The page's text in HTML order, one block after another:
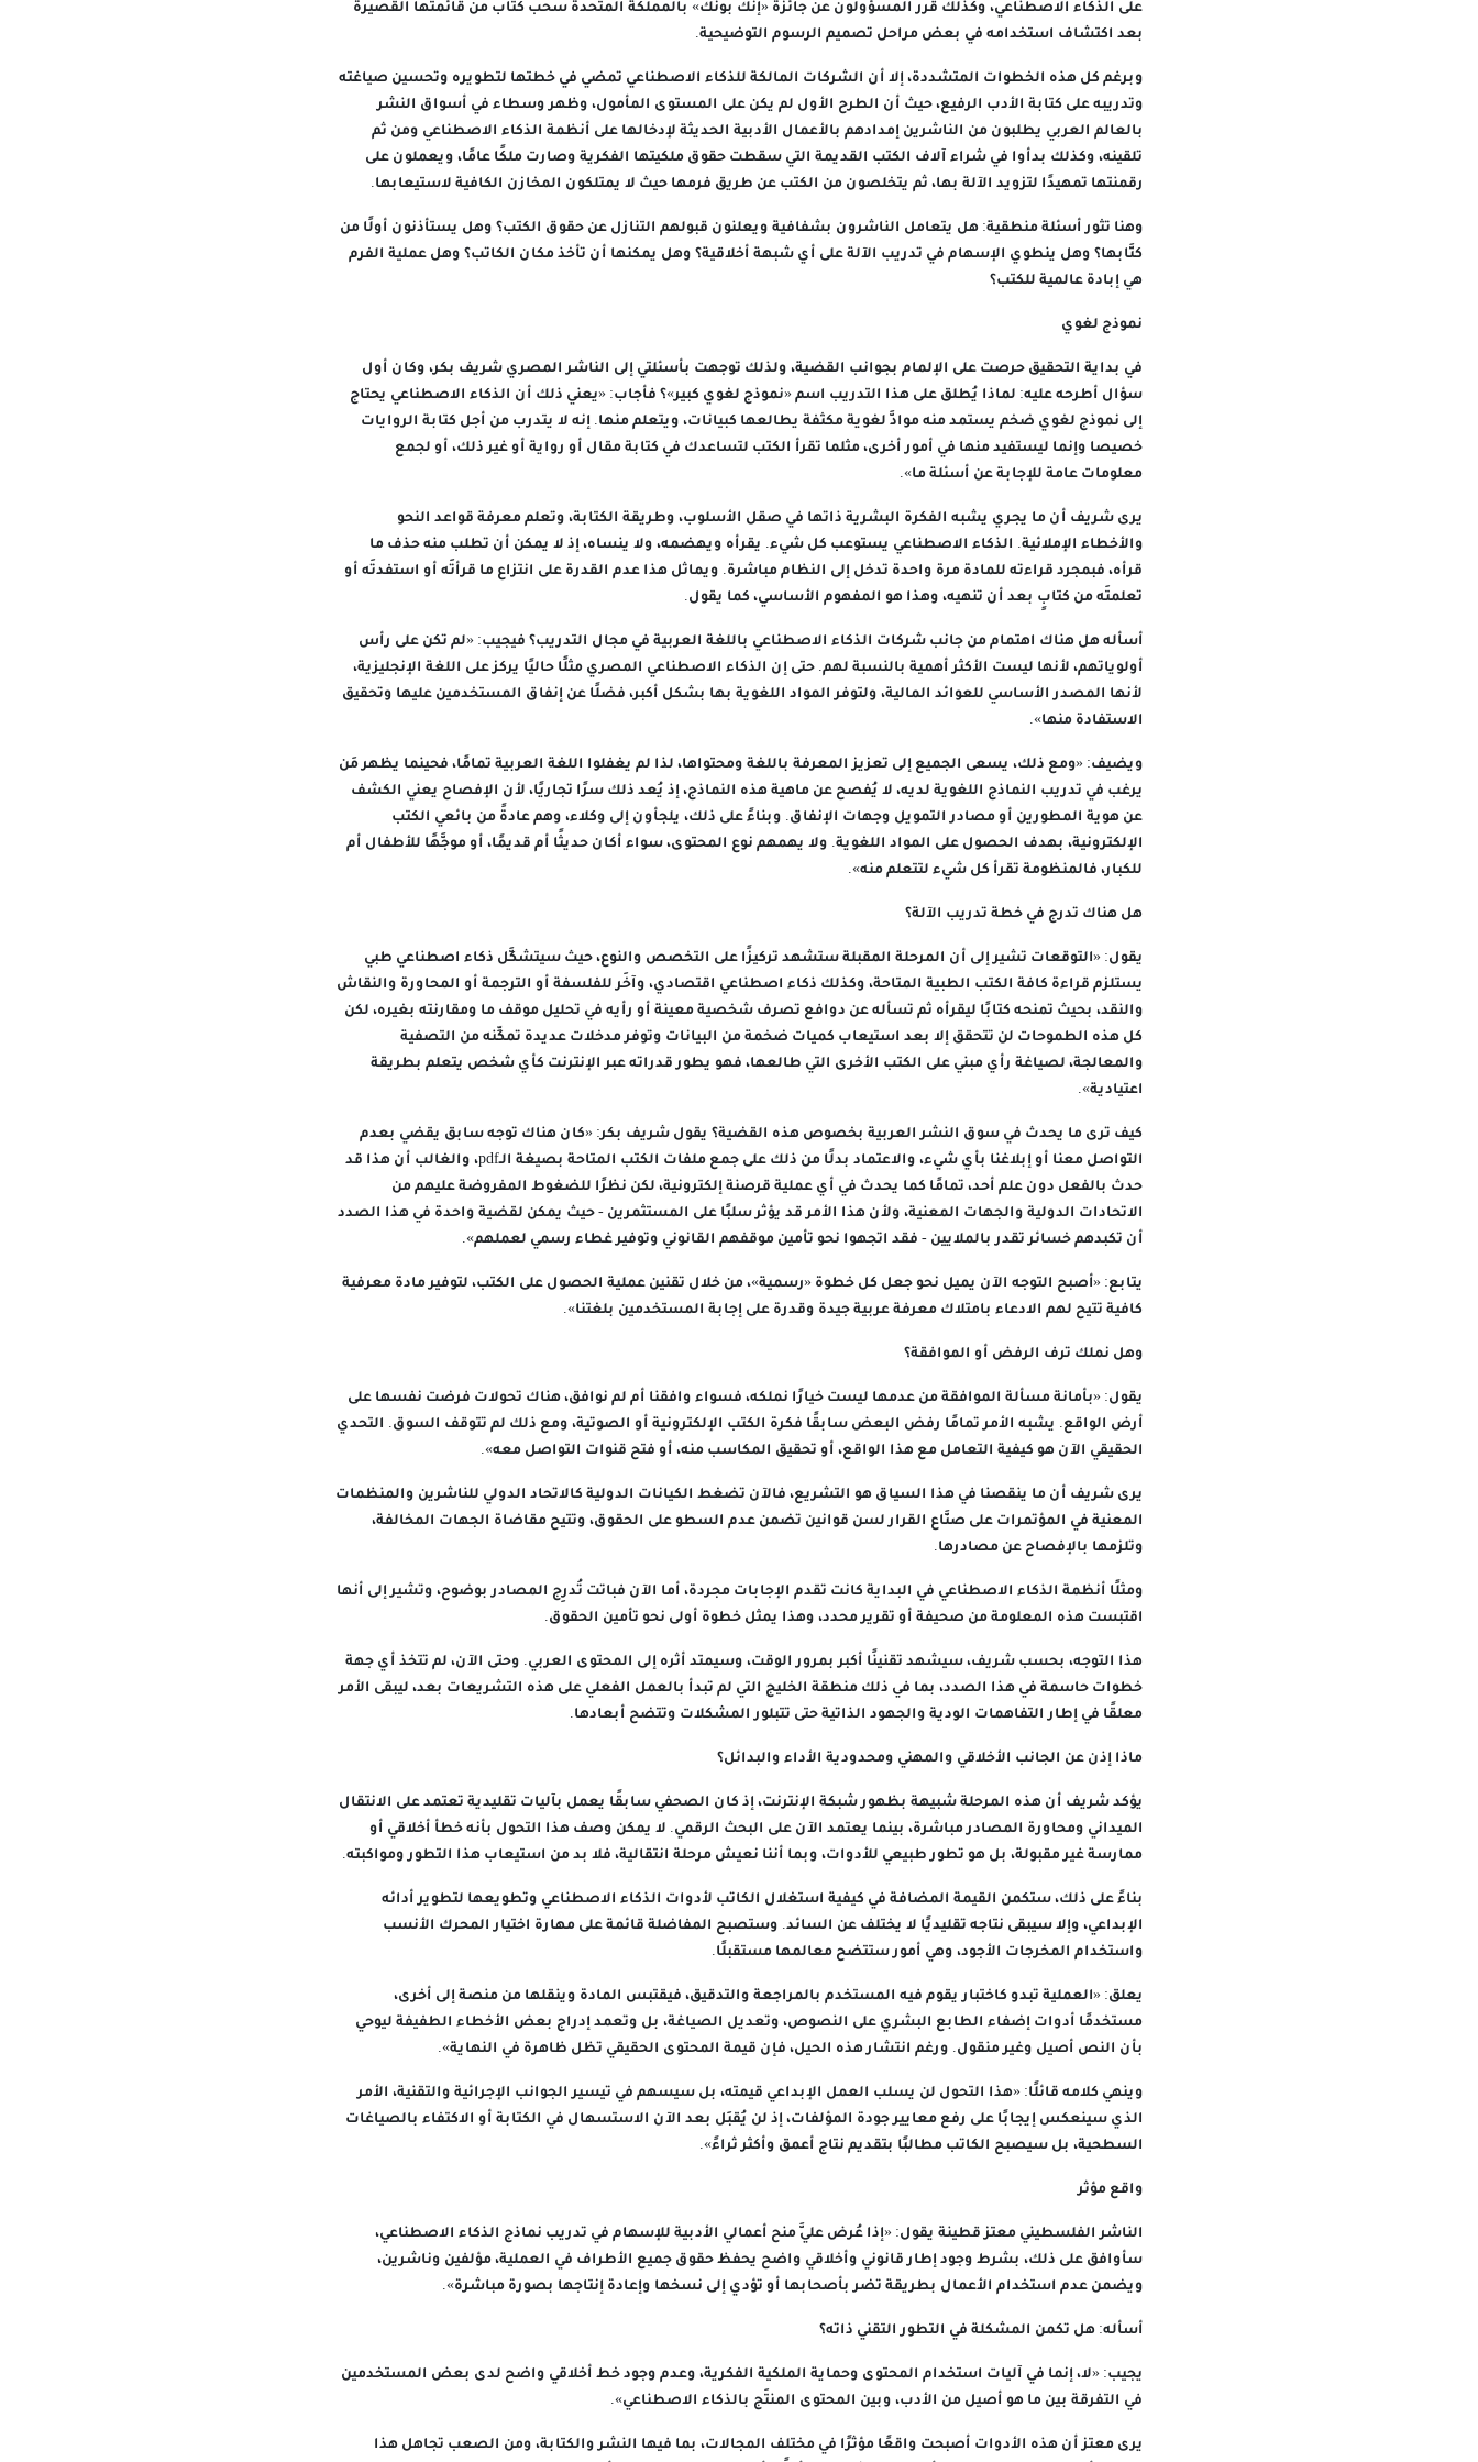
على الذكاء الاصطناعي، وكذلك قرر المسؤولون عن جائزة «إنك بونك» بالمملكة المتحدة سحب كتاب من قائمتها القصيرة
بعد اكتشاف استخدامه في بعض مراحل تصميم الرسوم التوضيحية.
وبرغم كل هذه الخطوات المتشددة، إلا أن الشركات المالكة للذكاء الاصطناعي تمضي في خطتها لتطويره وتحسين صياغته
وتدريبه على كتابة الأدب الرفيع، حيث أن الطرح الأول لم يكن على المستوى المأمول، وظهر وسطاء في أسواق النشر
بالعالم العربي يطلبون من الناشرين إمدادهم بالأعمال الأدبية الحديثة لإدخالها على أنظمة الذكاء الاصطناعي ومن ثم
تلقينه، وكذلك بدأوا في شراء آلاف الكتب القديمة التي سقطت حقوق ملكيتها الفكرية وصارت ملكًا عامًا، ويعملون على
رقمنتها تمهيدًا لتزويد الآلة بها، ثم يتخلصون من الكتب عن طريق فرمها حيث لا يمتلكون المخازن الكافية لاستيعابها.
وهنا تثور أسئلة منطقية: هل يتعامل الناشرون بشفافية ويعلنون قبولهم التنازل عن حقوق الكتب؟ وهل يستأذنون أولًا من
كتَّابها؟ وهل ينطوي الإسهام في تدريب الآلة على أي شبهة أخلاقية؟ وهل يمكنها أن تأخذ مكان الكاتب؟ وهل عملية الفرم
هي إبادة عالمية للكتب؟
نموذج لغوي
في بداية التحقيق حرصت على الإلمام بجوانب القضية، ولذلك توجهت بأسئلتي إلى الناشر المصري شريف بكر، وكان أول
سؤال أطرحه عليه: لماذا يُطلق على هذا التدريب اسم «نموذج لغوي كبير»؟ فأجاب: «يعني ذلك أن الذكاء الاصطناعي يحتاج
إلى نموذج لغوي ضخم يستمد منه موادَّ لغوية مكثفة يطالعها كبيانات، ويتعلم منها. إنه لا يتدرب من أجل كتابة الروايات
خصيصا وإنما ليستفيد منها في أمور أخرى، مثلما تقرأ الكتب لتساعدك في كتابة مقال أو رواية أو غير ذلك، أو لجمع
معلومات عامة للإجابة عن أسئلة ما».
يرى شريف أن ما يجري يشبه الفكرة البشرية ذاتها في صقل الأسلوب، وطريقة الكتابة، وتعلم معرفة قواعد النحو
والأخطاء الإملائية. الذكاء الاصطناعي يستوعب كل شيء. يقرأه ويهضمه، ولا ينساه، إذ لا يمكن أن تطلب منه حذف ما
قرأه، فبمجرد قراءته للمادة مرة واحدة تدخل إلى النظام مباشرة. ويماثل هذا عدم القدرة على انتزاع ما قرأتَه أو استفدتَه أو
تعلمتَه من كتابٍ بعد أن تنهيه، وهذا هو المفهوم الأساسي، كما يقول.
أسأله هل هناك اهتمام من جانب شركات الذكاء الاصطناعي باللغة العربية في مجال التدريب؟ فيجيب: «لم تكن على رأس
أولوياتهم، لأنها ليست الأكثر أهمية بالنسبة لهم. حتى إن الذكاء الاصطناعي المصري مثلًا حاليًا يركز على اللغة الإنجليزية،
لأنها المصدر الأساسي للعوائد المالية، ولتوفر المواد اللغوية بها بشكل أكبر، فضلًا عن إنفاق المستخدمين عليها وتحقيق
الاستفادة منها».
ويضيف: «ومع ذلك، يسعى الجميع إلى تعزيز المعرفة باللغة ومحتواها، لذا لم يغفلوا اللغة العربية تمامًا، فحينما يظهر مَن
يرغب في تدريب النماذج اللغوية لديه، لا يُفصح عن ماهية هذه النماذج، إذ يُعد ذلك سرًا تجاريًا، لأن الإفصاح يعني الكشف
عن هوية المطورين أو مصادر التمويل وجهات الإنفاق. وبناءً على ذلك، يلجأون إلى وكلاء، وهم عادةً من بائعي الكتب
الإلكترونية، بهدف الحصول على المواد اللغوية. ولا يهمهم نوع المحتوى، سواء أكان حديثًا أم قديمًا، أو موجَّهًا للأطفال أم
للكبار، فالمنظومة تقرأ كل شيء لتتعلم منه».
هل هناك تدرج في خطة تدريب الآلة؟
يقول: «التوقعات تشير إلى أن المرحلة المقبلة ستشهد تركيزًا على التخصص والنوع، حيث سيتشكَّل ذكاء اصطناعي طبي
يستلزم قراءة كافة الكتب الطبية المتاحة، وكذلك ذكاء اصطناعي اقتصادي، وآخَر للفلسفة أو الترجمة أو المحاورة والنقاش
والنقد، بحيث تمنحه كتابًا ليقرأه ثم تسأله عن دوافع تصرف شخصية معينة أو رأيه في تحليل موقف ما ومقارنته بغيره، لكن
كل هذه الطموحات لن تتحقق إلا بعد استيعاب كميات ضخمة من البيانات وتوفر مدخلات عديدة تمكِّنه من التصفية
والمعالجة، لصياغة رأي مبني على الكتب الأخرى التي طالعها، فهو يطور قدراته عبر الإنترنت كأي شخص يتعلم بطريقة
اعتيادية».
كيف ترى ما يحدث في سوق النشر العربية بخصوص هذه القضية؟ يقول شريف بكر: «كان هناك توجه سابق يقضي بعدم
التواصل معنا أو إبلاغنا بأي شيء، والاعتماد بدلًا من ذلك على جمع ملفات الكتب المتاحة بصيغة الـpdf، والغالب أن هذا قد
حدث بالفعل دون علم أحد، تمامًا كما يحدث في أي عملية قرصنة إلكترونية، لكن نظرًا للضغوط المفروضة عليهم من
الاتحادات الدولية والجهات المعنية، ولأن هذا الأمر قد يؤثر سلبًا على المستثمرين - حيث يمكن لقضية واحدة في هذا الصدد
أن تكبدهم خسائر تقدر بالملايين - فقد اتجهوا نحو تأمين موقفهم القانوني وتوفير غطاء رسمي لعملهم».
يتابع: «أصبح التوجه الآن يميل نحو جعل كل خطوة «رسمية»، من خلال تقنين عملية الحصول على الكتب، لتوفير مادة معرفية
كافية تتيح لهم الادعاء بامتلاك معرفة عربية جيدة وقدرة على إجابة المستخدمين بلغتنا».
وهل نملك ترف الرفض أو الموافقة؟
يقول: «بأمانة مسألة الموافقة من عدمها ليست خيارًا نملكه، فسواء وافقنا أم لم نوافق، هناك تحولات فرضت نفسها على
أرض الواقع. يشبه الأمر تمامًا رفض البعض سابقًا فكرة الكتب الإلكترونية أو الصوتية، ومع ذلك لم تتوقف السوق. التحدي
الحقيقي الآن هو كيفية التعامل مع هذا الواقع، أو تحقيق المكاسب منه، أو فتح قنوات التواصل معه».
يرى شريف أن ما ينقصنا في هذا السياق هو التشريع، فالآن تضغط الكيانات الدولية كالاتحاد الدولي للناشرين والمنظمات
المعنية في المؤتمرات على صنَّاع القرار لسن قوانين تضمن عدم السطو على الحقوق، وتتيح مقاضاة الجهات المخالفة،
وتلزمها بالإفصاح عن مصادرها.
ومثلًا أنظمة الذكاء الاصطناعي في البداية كانت تقدم الإجابات مجردة، أما الآن فباتت تُدرِج المصادر بوضوح، وتشير إلى أنها
اقتبست هذه المعلومة من صحيفة أو تقرير محدد، وهذا يمثل خطوة أولى نحو تأمين الحقوق.
هذا التوجه، بحسب شريف، سيشهد تقنينًا أكبر بمرور الوقت، وسيمتد أثره إلى المحتوى العربي. وحتى الآن، لم تتخذ أي جهة
خطوات حاسمة في هذا الصدد، بما في ذلك منطقة الخليج التي لم تبدأ بالعمل الفعلي على هذه التشريعات بعد، ليبقى الأمر
معلقًا في إطار التفاهمات الودية والجهود الذاتية حتى تتبلور المشكلات وتتضح أبعادها.
ماذا إذن عن الجانب الأخلاقي والمهني ومحدودية الأداء والبدائل؟
يؤكد شريف أن هذه المرحلة شبيهة بظهور شبكة الإنترنت، إذ كان الصحفي سابقًا يعمل بآليات تقليدية تعتمد على الانتقال
الميداني ومحاورة المصادر مباشرة، بينما يعتمد الآن على البحث الرقمي. لا يمكن وصف هذا التحول بأنه خطأ أخلاقي أو
ممارسة غير مقبولة، بل هو تطور طبيعي للأدوات، وبما أننا نعيش مرحلة انتقالية، فلا بد من استيعاب هذا التطور ومواكبته.
بناءً على ذلك، ستكمن القيمة المضافة في كيفية استغلال الكاتب لأدوات الذكاء الاصطناعي وتطويعها لتطوير أدائه
الإبداعي، وإلا سيبقى نتاجه تقليديًا لا يختلف عن السائد. وستصبح المفاضلة قائمة على مهارة اختيار المحرك الأنسب
واستخدام المخرجات الأجود، وهي أمور ستتضح معالمها مستقبلًا.
يعلق: «العملية تبدو كاختبار يقوم فيه المستخدم بالمراجعة والتدقيق، فيقتبس المادة وينقلها من منصة إلى أخرى،
مستخدمًا أدوات إضفاء الطابع البشري على النصوص، وتعديل الصياغة، بل وتعمد إدراج بعض الأخطاء الطفيفة ليوحي
بأن النص أصيل وغير منقول. ورغم انتشار هذه الحيل، فإن قيمة المحتوى الحقيقي تظل ظاهرة في النهاية».
وينهي كلامه قائلًا: «هذا التحول لن يسلب العمل الإبداعي قيمته، بل سيسهم في تيسير الجوانب الإجرائية والتقنية، الأمر
الذي سينعكس إيجابًا على رفع معايير جودة المؤلفات، إذ لن يُقبَل بعد الآن الاستسهال في الكتابة أو الاكتفاء بالصياغات
السطحية، بل سيصبح الكاتب مطالبًا بتقديم نتاج أعمق وأكثر ثراءً».
واقع مؤثر
الناشر الفلسطيني معتز قطينة يقول: «إذا عُرض عليَّ منح أعمالي الأدبية للإسهام في تدريب نماذج الذكاء الاصطناعي،
سأوافق على ذلك، بشرط وجود إطار قانوني وأخلاقي واضح يحفظ حقوق جميع الأطراف في العملية، مؤلفين وناشرين،
ويضمن عدم استخدام الأعمال بطريقة تضر بأصحابها أو تؤدي إلى نسخها وإعادة إنتاجها بصورة مباشرة».
أسأله: هل تكمن المشكلة في التطور التقني ذاته؟
يجيب: «لا، إنما في آليات استخدام المحتوى وحماية الملكية الفكرية، وعدم وجود خط أخلاقي واضح لدى بعض المستخدمين
في التفرقة بين ما هو أصيل من الأدب، وبين المحتوى المنتَج بالذكاء الاصطناعي».
يرى معتز أن هذه الأدوات أصبحت واقعًا مؤثرًا في مختلف المجالات، بما فيها النشر والكتابة، ومن الصعب تجاهل هذا